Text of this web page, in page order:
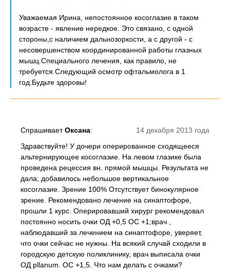
Уважаемая Ирина, непостоянное косоглазие в таком
возрасте - явление нередкое. Это связано, с одной
стороны,с наличием дальнозоркости, а с другой - с
несовершенством координированной работы глазных
мышц.Специального лечения, как правило, не
требуется.Следующий осмотр офтальмолога в 1
год.Будьте здоровы!
14 декабря 2013 года
СпрашиваетОксана:
Здравствуйте! У дочери оперированное сходящееся
альтернирующее косоглазие. На левом глазике была
проведена рецессия вн. прямой мышцы. Результата не
дала; добавилось небольшое вертикальное
косоглазие. Зрение 100% Отсутствует бинокулярное
зрение. Рекомендовано лечение на синаптофоре,
прошли 1 курс. Оперировавший хирург рекомендовал
постоянно носить очки ОД +0,5 ОС +1;врач ,
наблюдавший за лечением на синаптофоре, уверяет,
что очки сейчас не нужны. На всякий случай сходили в
городскую детскую поликлинику, врач выписала очки
ОД pllanum. ОС +1,5. Что нам делать с очками?